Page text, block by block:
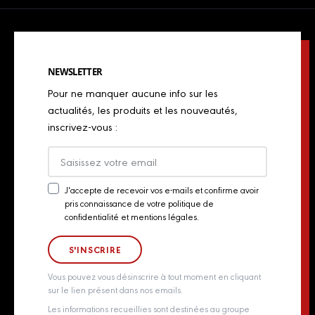
Jambons cuits & volailles
Spécialités italiennes
Chiffonnades
Politique de Cookies
Actualités
Groupe Aoste
NEWSLETTER
Pour ne manquer aucune info sur les
actualités, les produits et les nouveautés,
inscrivez-vous :
Newsletter
Consent
J'accepte de recevoir vos e-mails et confirme avoir
pris connaissance de votre politique de
confidentialité et mentions légales.
Vous pouvez vous désinscrire à tout moment en cliquant
sur le lien présent dans nos emails.
Les informations recueillies sont destinées au groupe